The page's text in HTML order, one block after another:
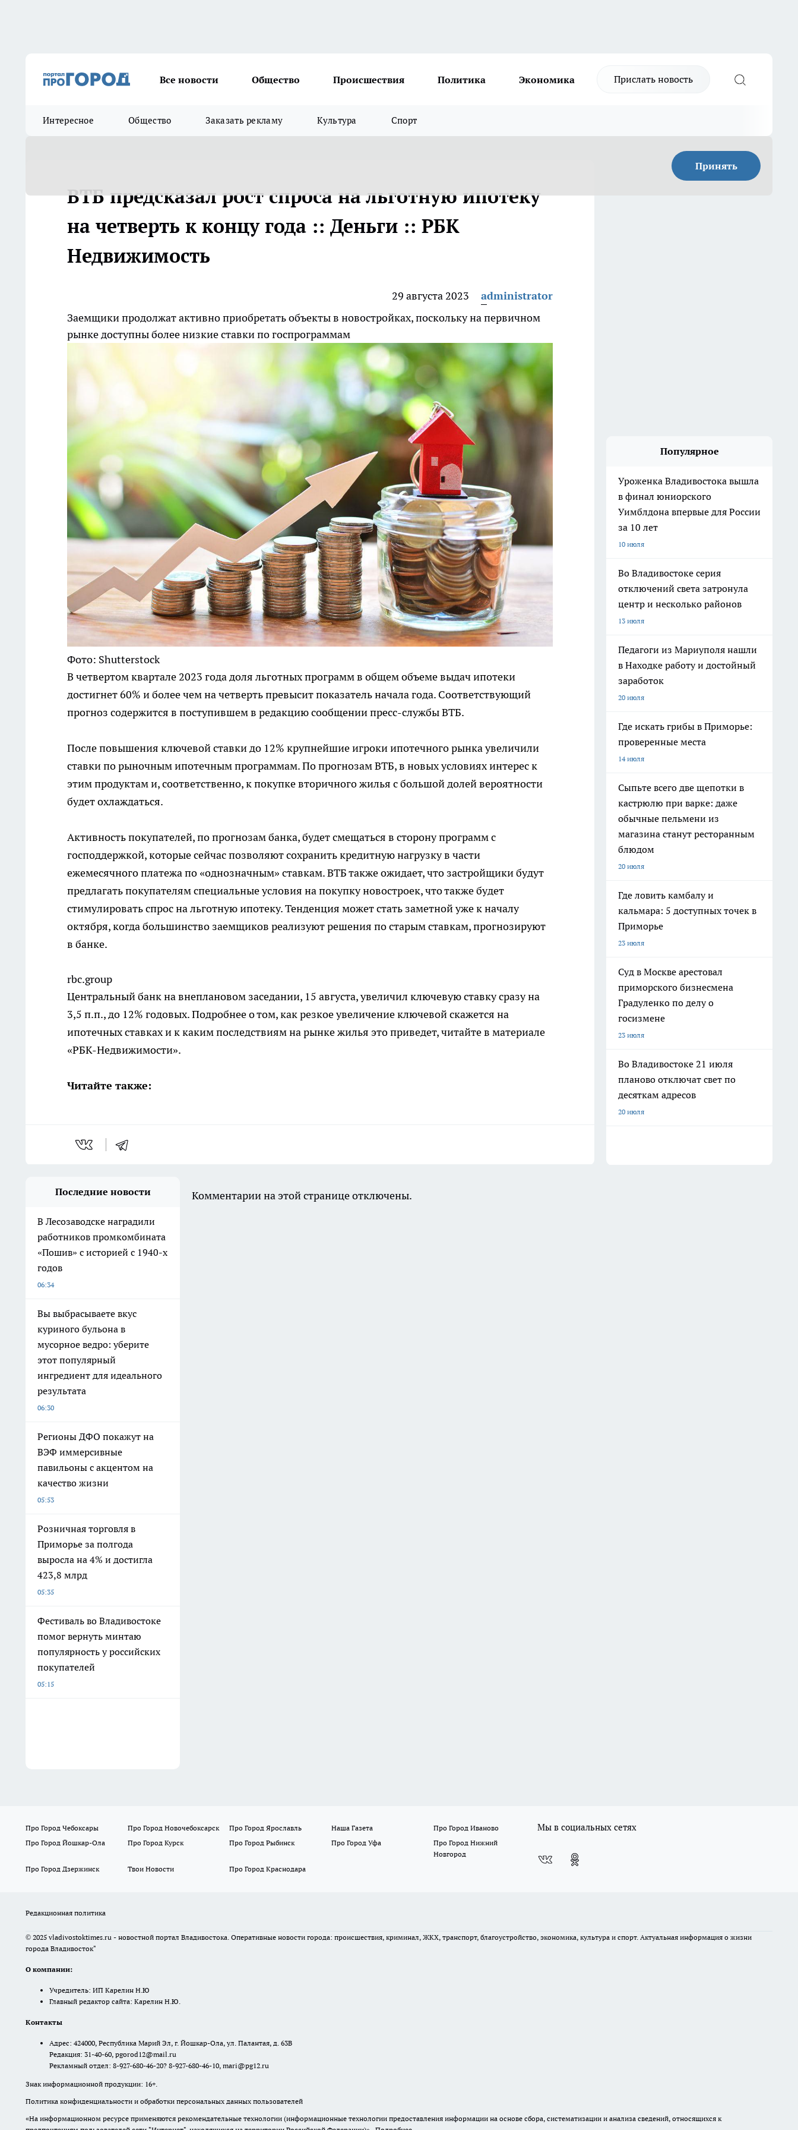
Все новости Общество Происшествия Политика Экономика Прислать новость
Интересное Общество Заказать рекламу Культура Спорт
Принять
ВТБ предсказал рост спроса на льготную ипотеку
на четверть к концу года :: Деньги :: РБК
Недвижимость
29 августа 2023
administrator
Заемщики продолжат активно приобретать объекты в новостройках, поскольку на первичном
рынке доступны более низкие ставки по госпрограммам
Фото: Shutterstock
В четвертом квартале 2023 года доля льготных программ в общем объеме выдач ипотеки
достигнет 60% и более чем на четверть превысит показатель начала года. Соответствующий
прогноз содержится в поступившем в редакцию сообщении пресс-службы ВТБ.
После повышения ключевой ставки до 12% крупнейшие игроки ипотечного рынка увеличили
ставки по рыночным ипотечным программам. По прогнозам ВТБ, в новых условиях интерес к
этим продуктам и, соответственно, к покупке вторичного жилья с большой долей вероятности
будет охлаждаться.
Активность покупателей, по прогнозам банка, будет смещаться в сторону программ с
господдержкой, которые сейчас позволяют сохранить кредитную нагрузку в части
ежемесячного платежа по «однозначным» ставкам. ВТБ также ожидает, что застройщики будут
предлагать покупателям специальные условия на покупку новостроек, что также будет
стимулировать спрос на льготную ипотеку. Тенденция может стать заметной уже к началу
октября, когда большинство заемщиков реализуют решения по старым ставкам, прогнозируют
в банке.
rbc.group
Центральный банк на внеплановом заседании, 15 августа, увеличил ключевую ставку сразу на
3,5 п.п., до 12% годовых. Подробнее о том, как резкое увеличение ключевой скажется на
ипотечных ставках и к каким последствиям на рынке жилья это приведет, читайте в материале
«РБК-Недвижимости».
Читайте также:
Популярное
Уроженка Владивостока вышла
в финал юниорского
Уимблдона впервые для России
за 10 лет
10 июля
Во Владивостоке серия
отключений света затронула
центр и несколько районов
13 июля
Педагоги из Мариуполя нашли
в Находке работу и достойный
заработок
20 июля
Где искать грибы в Приморье:
проверенные места
14 июля
Сыпьте всего две щепотки в
кастрюлю при варке: даже
обычные пельмени из
магазина станут ресторанным
блюдом
20 июля
Где ловить камбалу и
кальмара: 5 доступных точек в
Приморье
23 июля
Суд в Москве арестовал
приморского бизнесмена
Градуленко по делу о
госизмене
23 июля
Во Владивостоке 21 июля
планово отключат свет по
десяткам адресов
20 июля
Последние новости
В Лесозаводске наградили
работников промкомбината
«Пошив» с историей с 1940-х
годов
06:34
Вы выбрасываете вкус
куриного бульона в
мусорное ведро: уберите
этот популярный
ингредиент для идеального
результата
06:30
Регионы ДФО покажут на
ВЭФ иммерсивные
павильоны с акцентом на
качество жизни
05:53
Розничная торговля в
Приморье за полгода
выросла на 4% и достигла
423,8 млрд
05:35
Фестиваль во Владивостоке
помог вернуть минтаю
популярность у российских
покупателей
05:15
Комментарии на этой странице отключены.
Про Город Чебоксары Про Город Новочебоксарск Про Город Ярославль Наша Газета
Про Город Иваново
Про Город Йошкар-Ола
Про Город Курск Про Город Рыбинск Про Город Уфа
Про Город Нижний
Новгород
Про Город Дзержинск
Твои Новости Про Город Краснодара
Мы в социальных сетях
Редакционная политика
© 2025 vladivostoktimes.ru - новостной портал Владивостока. Оперативные новости города: происшествия, криминал, ЖКХ, транспорт, благоустройство, экономика, культура и спорт. Актуальная информация о жизни
города Владивосток"
О компании:
Учредитель: ИП Карелин Н.Ю
Главный редактор сайта: Карелин Н.Ю.
Контакты
Адрес: 424000, Республика Марий Эл, г. Йошкар-Ола, ул. Палантая, д. 63В
Редакция: 31-40-60, pgorod12@mail.ru
Рекламный отдел: 8-927-680-46-20? 8-927-680-46-10, mari@pg12.ru
Знак информационной продукции: 16+.
Политика конфиденциальности и обработки персональных данных пользователей
«На информационном ресурсе применяются рекомендательные технологии (информационные технологии предоставления информации на основе сбора, систематизации и анализа сведений, относящихся к